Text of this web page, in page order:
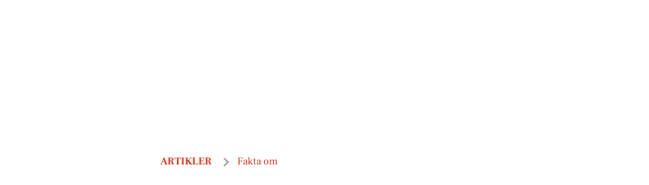
ARTIKLER Fakta om
Huspriserne går ned i Rødovre Kommune